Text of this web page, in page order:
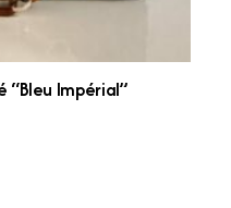
“Bleu Impérial”